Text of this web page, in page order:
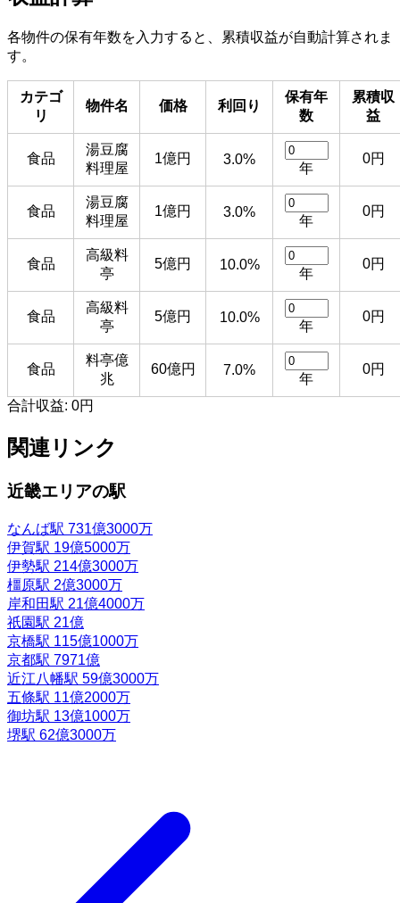
各物件の保有年数を入力すると、累積収益が自動計算されま
す。
カテゴ
リ
物件名 価格 利回り
保有年
数
累積収
益
食品
湯豆腐
料理屋
1億円 3.0%
年
0円
食品
湯豆腐
料理屋
1億円 3.0%
年
0円
食品
高級料
亭
5億円 10.0%
年
0円
食品
高級料
亭
5億円 10.0%
年
0円
食品
料亭億
兆
60億円 7.0%
年
0円
合計収益: 0円
関連リンク
近畿エリアの駅
なんば駅 731億3000万
伊賀駅 19億5000万
伊勢駅 214億3000万
橿原駅 2億3000万
岸和田駅 21億4000万
祇園駅 21億
京橋駅 115億1000万
京都駅 7971億
近江八幡駅 59億3000万
五條駅 11億2000万
御坊駅 13億1000万
堺駅 62億3000万